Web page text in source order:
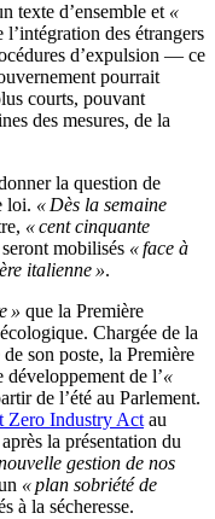
texte d’ensemble et «
des étrangers
d’expulsion — ce
pourrait
courts, pouvant
des mesures, de la
la question de
loi. « Dès la semaine
« cent cinquante
seront mobilisés « face à
italienne ».
» que la Première
Chargée de la
son poste, la Première
de l’«
de l’été au Parlement.
Zero Industry Act au
la présentation du
gestion de nos
« plan sobriété de
à la sécheresse.